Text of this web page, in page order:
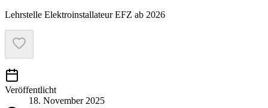
Lehrstelle Elektroinstallateur EFZ ab 2026
Veröffentlicht
18. November 2025